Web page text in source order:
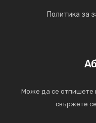
Политика за
Може да се отпишете
свържете